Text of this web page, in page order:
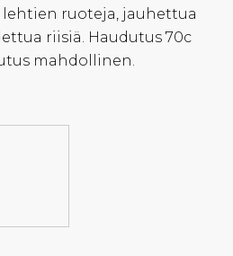
ruoteja, jauhettua
riisiä. Haudutus 70c
mahdollinen.